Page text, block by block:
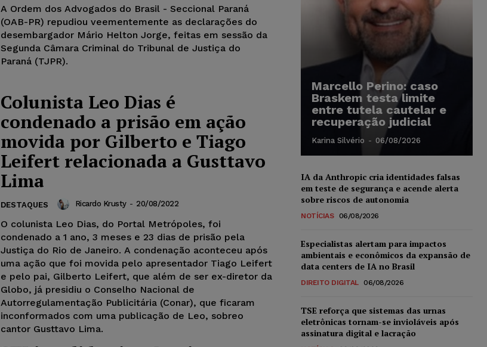
A Ordem dos Advogados do Brasil - Seccional Paraná
(OAB-PR) repudiou veementemente as declarações do
desembargador Mário Helton Jorge, feitas em sessão da
Segunda Câmara Criminal do Tribunal de Justiça do
Paraná (TJPR).
Colunista Leo Dias é
condenado a prisão em ação
movida por Gilberto e Tiago
Leifert relacionada a Gusttavo
Lima
DESTAQUES Ricardo Krusty - 20/08/2022
O colunista Leo Dias, do Portal Metrópoles, foi
condenado a 1 ano, 3 meses e 23 dias de prisão pela
Justiça do Rio de Janeiro. A condenação aconteceu após
uma ação que foi movida pelo apresentador Tiago Leifert
e pelo pai, Gilberto Leifert, que além de ser ex-diretor da
Globo, já presidiu o Conselho Nacional de
Autorregulamentação Publicitária (Conar), que ficaram
inconformados com uma publicação de Leo, sobreo
cantor Gusttavo Lima.
Marcello Perino: caso
Braskem testa limite
entre tutela cautelar e
recuperação judicial
Karina Silvério - 06/08/2026
IA da Anthropic cria identidades falsas
em teste de segurança e acende alerta
sobre riscos de autonomia
NOTÍCIAS 06/08/2026
Especialistas alertam para impactos
ambientais e econômicos da expansão de
data centers de IA no Brasil
DIREITO DIGITAL 06/08/2026
TSE reforça que sistemas das urnas
eletrônicas tornam-se invioláveis após
assinatura digital e lacração